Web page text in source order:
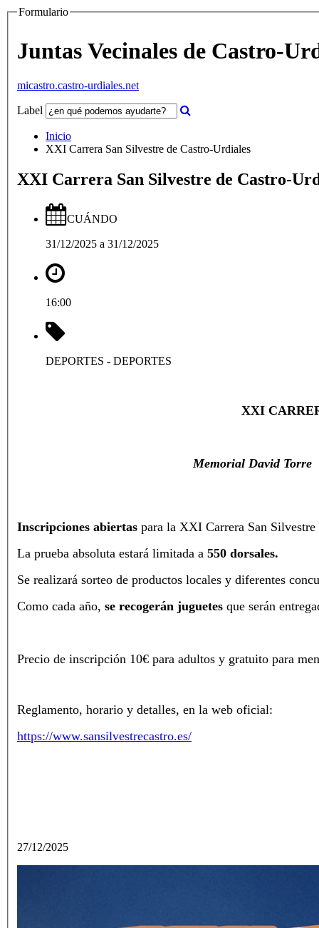
Formulario
Juntas Vecinales de Castro-
micastro.castro-urdiales.net
Label
Inicio
XXI Carrera San Silvestre de Castro-Urdiales
XXI Carrera San Silvestre de Castro-
CUÁNDO
31/12/2025 a 31/12/2025
16:00
DEPORTES - DEPORTES
XXI
Memorial David Torre
Inscripciones abiertas para la XXI Carrera San
La prueba absoluta estará limitada a 550 dorsales.
Se realizará sorteo de productos locales y diferentes
Como cada año, se recogerán juguetes que serán
Precio de inscripción 10€ para adultos y gratuito para
Reglamento, horario y detalles, en la web oficial:
https://www.sansilvestrecastro.es/
27/12/2025